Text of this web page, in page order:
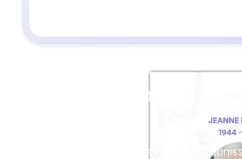
Créez un album
Créez un album collaboratif en